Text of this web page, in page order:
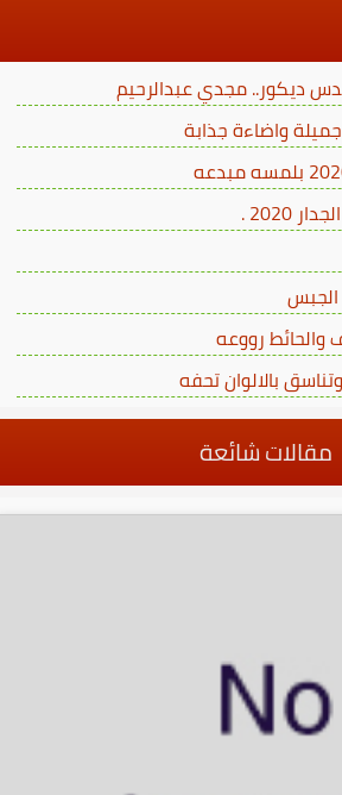
ديكور.. مجدي عبدالرحيم
واضاءة جذابة
2020 .
الجبس
والحائط رووعه
بالالوان تحفه
مقالات شائعة